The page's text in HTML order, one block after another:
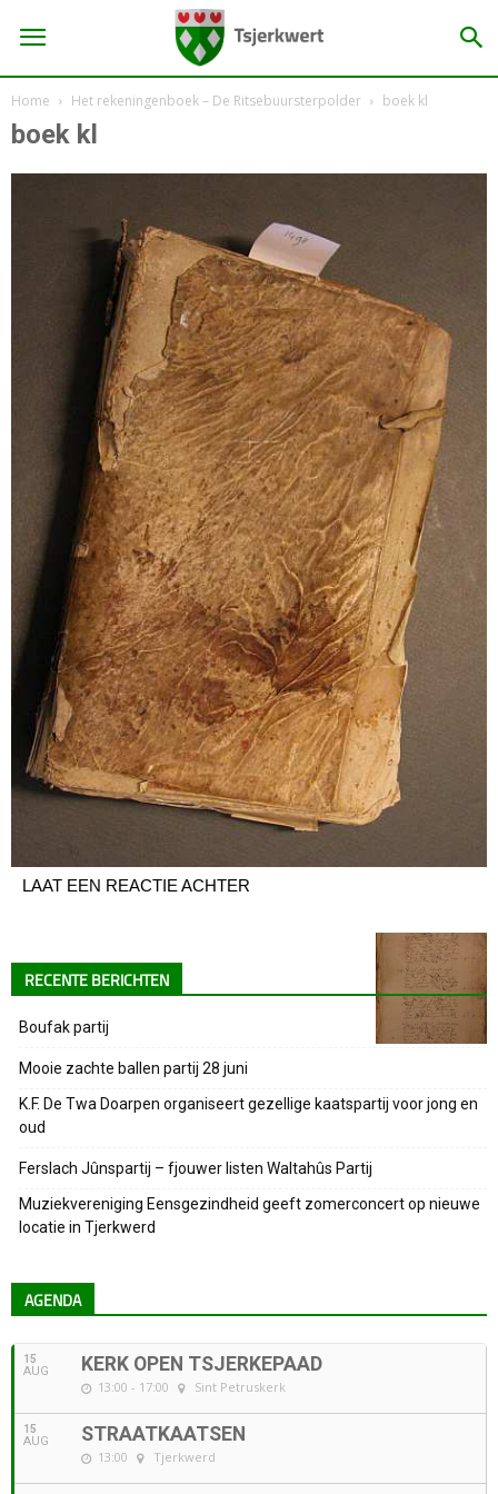
Home Het rekeningenboek – De Ritsebuursterpolder boek kl
boek kl
LAAT EEN REACTIE ACHTER
RECENTE BERICHTEN
Boufak partij
Mooie zachte ballen partij 28 juni
K.F. De Twa Doarpen organiseert gezellige kaatspartij voor jong en
oud
Ferslach Jûnspartij – fjouwer listen Waltahûs Partij
Muziekvereniging Eensgezindheid geeft zomerconcert op nieuwe
locatie in Tjerkwerd
AGENDA
15
AUG KERK OPEN TSJERKEPAAD
13:00 - 17:00 Sint Petruskerk
15
AUG STRAATKAATSEN
13:00 Tjerkwerd